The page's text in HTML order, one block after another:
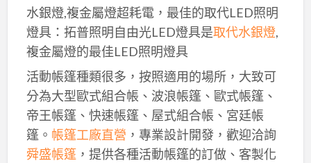
水銀燈,複金屬燈超耗電，最佳的取代LED照明
燈具：拓普照明自由光LED燈具是取代水銀燈,
複金屬燈的最佳LED照明燈具
活動帳篷種類很多，按照適用的場所，大致可
分為大型歐式組合帳、波浪帳篷、歐式帳篷、
帝王帳篷、快速帳篷、屋式組合帳、宮廷帳
篷。 帳篷工廠直營 ，專業設計開發，歡迎洽詢
舜盛帳篷，提供各種活動帳篷的訂做、客製化